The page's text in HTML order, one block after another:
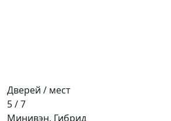
Дверей / мест
5 / 7
Минивэн, Гибрид